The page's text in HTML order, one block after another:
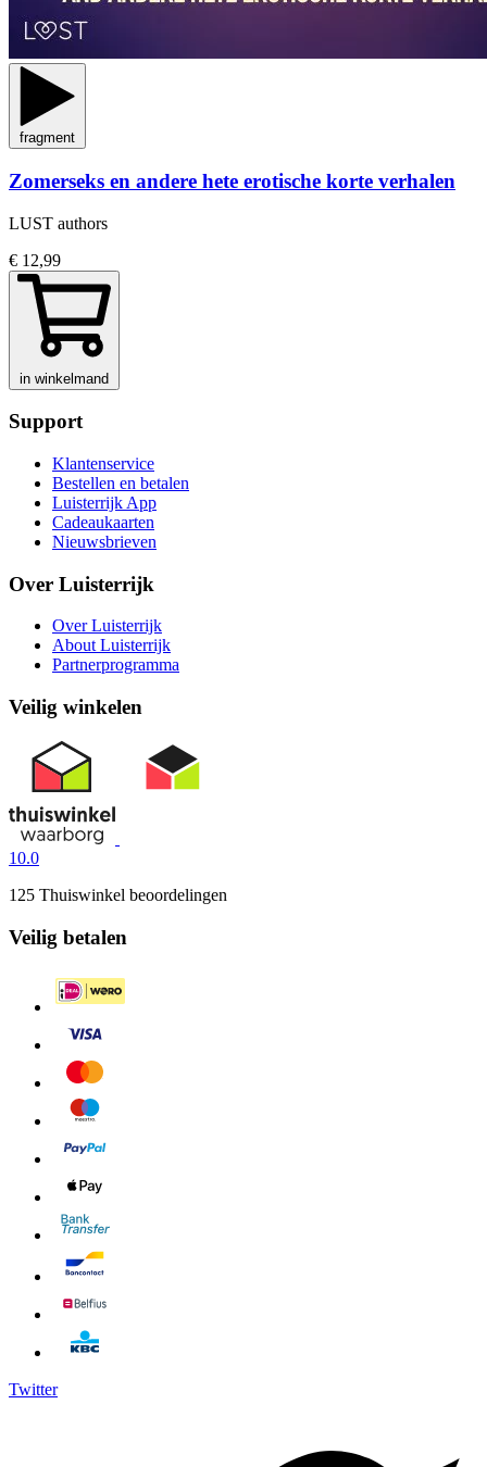
fragment
Zomerseks en andere hete erotische korte verhalen
LUST authors
€ 12,99
in winkelmand
Support
Klantenservice
Bestellen en betalen
Luisterrijk App
Cadeaukaarten
Nieuwsbrieven
Over Luisterrijk
Over Luisterrijk
About Luisterrijk
Partnerprogramma
Veilig winkelen
10.0
125 Thuiswinkel beoordelingen
Veilig betalen
Twitter